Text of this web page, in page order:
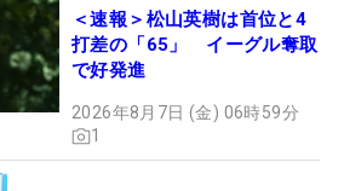
＜速報＞松山英樹は首位と4
打差の「65」 イーグル奪取
で好発進
2026年8月7日 (金) 06時59分
1